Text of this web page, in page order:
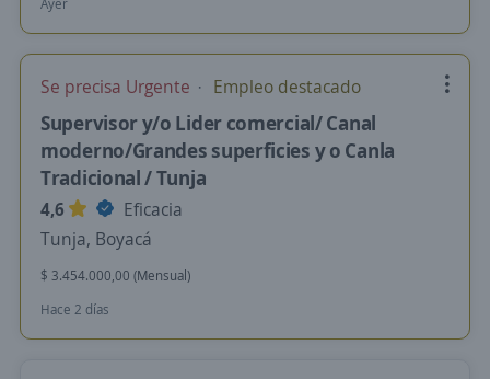
Ayer
Se precisa Urgente Empleo destacado
Supervisor y/o Lider comercial/ Canal
moderno/Grandes superficies y o Canla
Tradicional / Tunja
4,6
Eficacia
Tunja, Boyacá
$ 3.454.000,00 (Mensual)
Hace 2 días